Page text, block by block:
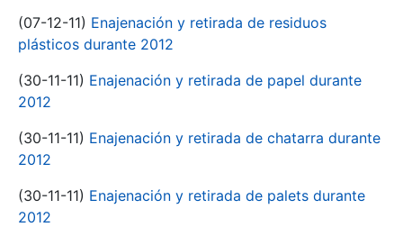
(07-12-11) Enajenación y retirada de residuos
plásticos durante 2012
(30-11-11) Enajenación y retirada de papel durante
2012
(30-11-11) Enajenación y retirada de chatarra durante
2012
(30-11-11) Enajenación y retirada de palets durante
2012